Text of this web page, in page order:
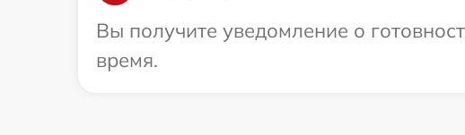
Вы получите уведомление о
время.